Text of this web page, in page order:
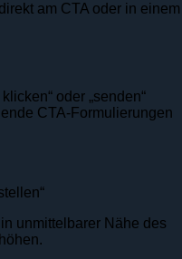
am CTA oder in einem
oder „senden“
CTA-Formulierungen
unmittelbarer Nähe des